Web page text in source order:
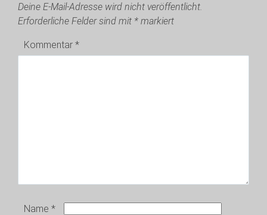
Deine E-Mail-Adresse wird nicht veröffentlicht.
Erforderliche Felder sind mit * markiert
Kommentar *
Name *